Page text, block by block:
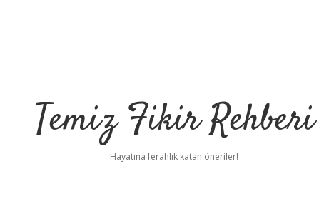
Temiz Fikir Rehberi
Hayatına ferahlık katan öneriler!